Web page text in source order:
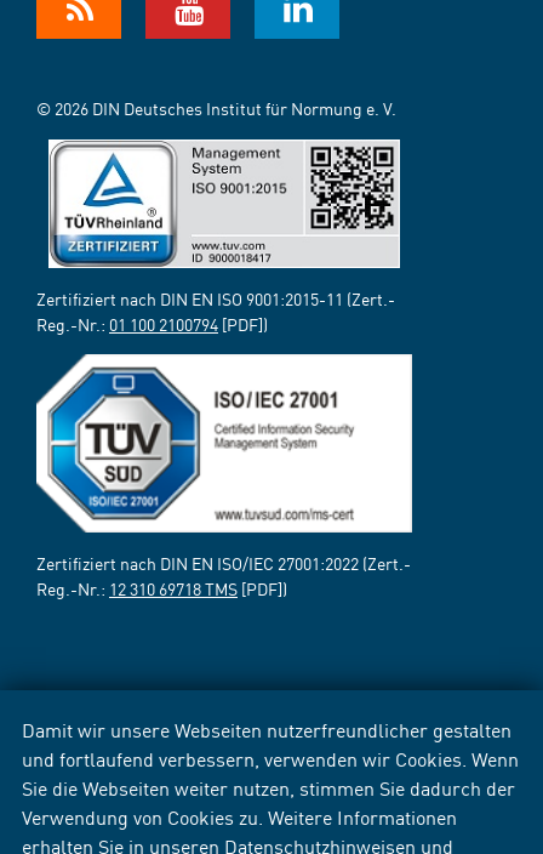
Damit wir unsere Webseiten nutzerfreundlicher gestalten
und fortlaufend verbessern, verwenden wir Cookies. Wenn
Sie die Webseiten weiter nutzen, stimmen Sie dadurch der
Verwendung von Cookies zu. Weitere Informationen
erhalten Sie in unseren Datenschutzhinweisen und
© 2026 DIN Deutsches Institut für Normung e. V.
Zertifiziert nach DIN EN ISO 9001:2015-11 (Zert.-
Reg.-Nr.: 01 100 2100794 [PDF])
Zertifiziert nach DIN EN ISO/IEC 27001:2022 (Zert.-
Reg.-Nr.: 12 310 69718 TMS [PDF])